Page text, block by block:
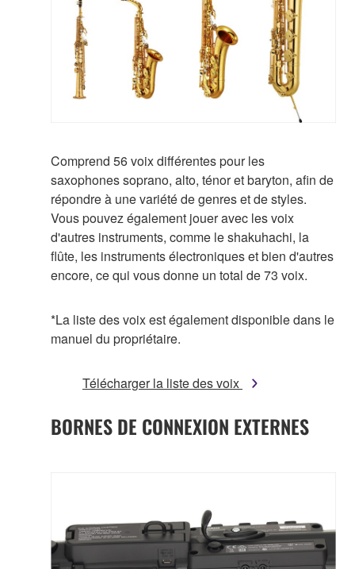
Comprend 56 voix différentes pour les
saxophones soprano, alto, ténor et baryton, afin de
répondre à une variété de genres et de styles.
Vous pouvez également jouer avec les voix
d'autres instruments, comme le shakuhachi, la
flûte, les instruments électroniques et bien d'autres
encore, ce qui vous donne un total de 73 voix.
*La liste des voix est également disponible dans le
manuel du propriétaire.
Télécharger la liste des voix
BORNES DE CONNEXION EXTERNES